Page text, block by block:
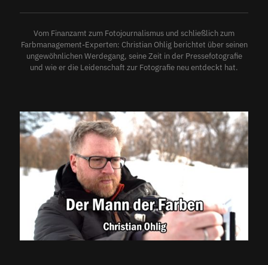
Vom Finanzamt zum Fotojournalismus und schließlich zum
Farbmanagement-Experten: Christian Ohlig berichtet über seinen
ungewöhnlichen Werdegang, seine Zeit in der Pressefotografie
und wie er die Leidenschaft zur Fotografie neu entdeckt hat.